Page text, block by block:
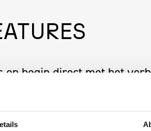
en begin direct met het